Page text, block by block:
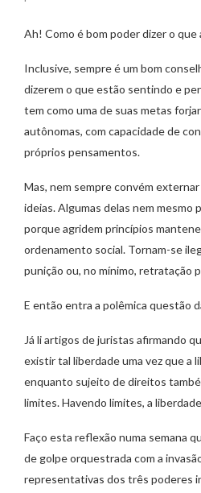
Ah! Como é bom poder dizer o que
Inclusive, sempre é um bom
dizerem o que estão sentindo e
tem como uma de suas metas
autônomas, com capacidade de
próprios pensamentos.
Mas, nem sempre convém
ideias. Algumas delas nem mesmo
porque agridem princípios
ordenamento social. Tornam-se
punição ou, no mínimo, retratação
E então entra a polêmica questão
Já li artigos de juristas afirmando
existir tal liberdade uma vez que a
enquanto sujeito de direitos
limites. Havendo limites, a
Faço esta reflexão numa semana
de golpe orquestrada com a
representativas dos três poderes